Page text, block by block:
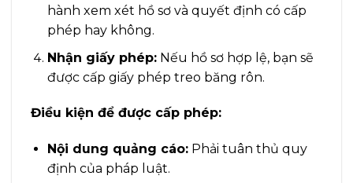
hành xem xét hồ sơ và quyết định có cấp
phép hay không.
Nhận giấy phép:Nếu hồ sơ hợp lệ, bạn sẽ
được cấp giấy phép treo băng rôn.
Điều kiện để được cấp phép:
Nội dung quảng cáo:Phải tuân thủ quy
định của pháp luật.